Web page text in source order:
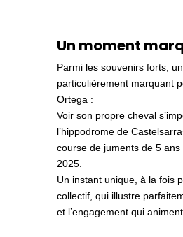
Un moment
Parmi les souvenirs forts,
particulièrement marquant
Ortega :
Voir son propre cheval
l’hippodrome de
course de juments de 5
2025.
Un instant unique, à la fois
collectif, qui illustre
et l’engagement qui